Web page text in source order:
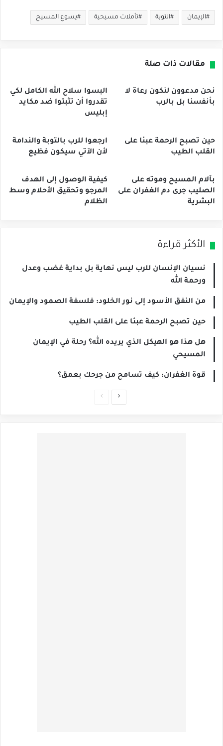
الإيمان التوبة تأملات مسيحية يسوع المسيح
مقالات ذات صلة
نحن مدعوون لنكون رعاة لا
بأنفسنا بل بالرب
البسوا سلاح الله الكامل لكي
تقدروا أن تثبتوا ضد مكايد
إبليس
حين تصبح الرحمة عبئا على
القلب الطيب
ارجعوا للرب بالتوبة والندامة
لأن الآتي سيكون فظيع
بآلام المسيح وموته على
الصليب جرى دم الغفران على
البشرية
كيفية الوصول إلى الهدف
المرجو وتحقيق الأحلام وسط
الظلام
الأكثر قراءة
نسيان الإنسان للرب ليس نهاية بل بداية غضب وعدل
ورحمة الله
من النفق الأسود إلى نور الخلود: فلسفة الصمود والإيمان
حين تصبح الرحمة عبئا على القلب الطيب
هل هذا هو الهيكل الذي يريده الله؟ رحلة في الإيمان
المسيحي
قوة الغفران: كيف تسامح من جرحك بعمق؟
الصفحةالصفحة